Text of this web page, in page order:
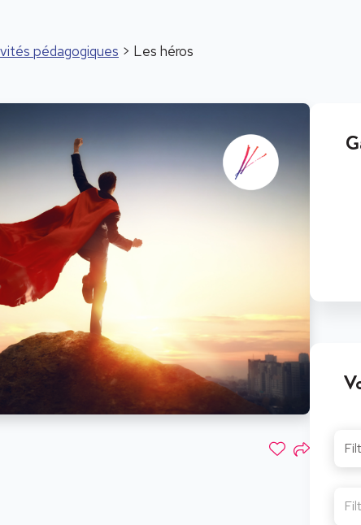
pédagogiques > Les héros